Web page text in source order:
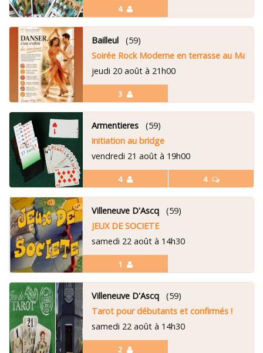
4
3
Bailleul(59)
Soirée Rock Moderne en terrasse au Manoir
jeudi 20 août à 21h00
4 4
Armentieres(59)
initiation au bridge
vendredi 21 août à 19h00
1
Villeneuve D'Ascq(59)
JEUX DE SOCIETE
samedi 22 août à 14h30
2
Villeneuve D'Ascq(59)
Tarot pour débutants et confirmés !
samedi 22 août à 14h30